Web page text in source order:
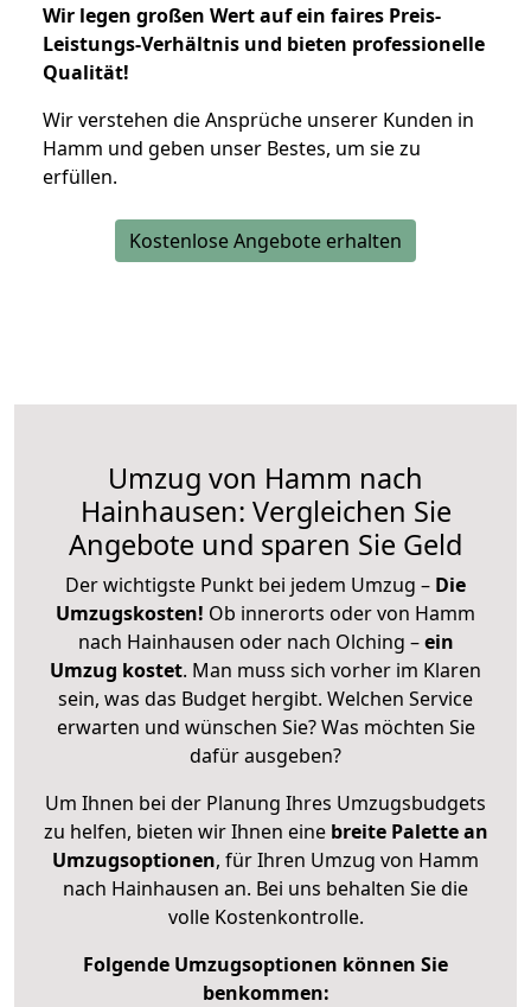
Wir legen großen Wert auf ein faires Preis-
Leistungs-Verhältnis und bieten professionelle
Qualität!
Wir verstehen die Ansprüche unserer Kunden in
Hamm und geben unser Bestes, um sie zu
erfüllen.
Kostenlose Angebote erhalten
Umzug von Hamm nach
Hainhausen: Vergleichen Sie
Angebote und sparen Sie Geld
Der wichtigste Punkt bei jedem Umzug – Die
Umzugskosten! Ob innerorts oder von Hamm
nach Hainhausen oder nach Olching –ein
Umzug kostet. Man muss sich vorher im Klaren
sein, was das Budget hergibt. Welchen Service
erwarten und wünschen Sie? Was möchten Sie
dafür ausgeben?
Um Ihnen bei der Planung Ihres Umzugsbudgets
zu helfen, bieten wir Ihnen eine breite Palette an
Umzugsoptionen, für Ihren Umzug von Hamm
nach Hainhausen an. Bei uns behalten Sie die
volle Kostenkontrolle.
Folgende Umzugsoptionen können Sie
benkommen: